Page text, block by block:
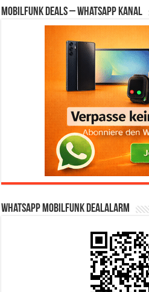
Mobilfunk Deals – WhatsApp Kanal
WhatsApp Mobilfunk DealAlarm